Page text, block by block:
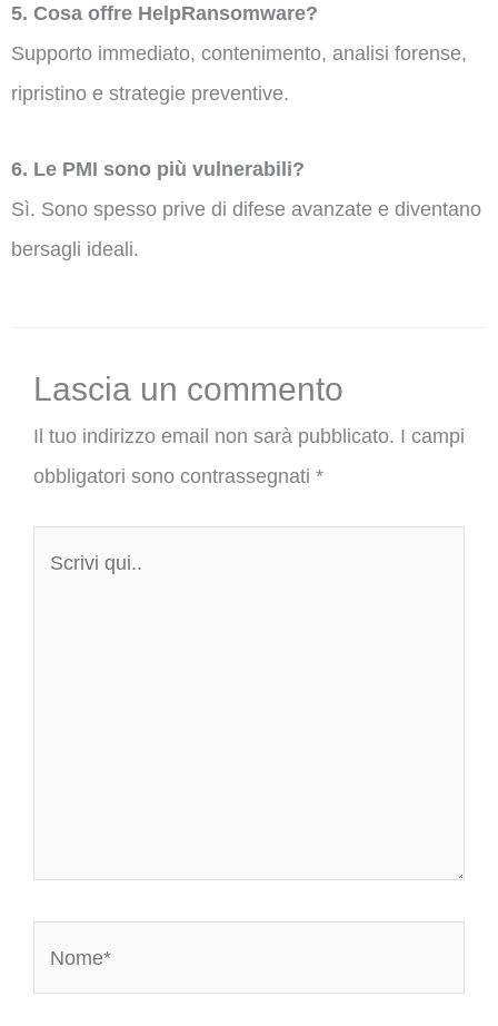
5. Cosa offre HelpRansomware?
Supporto immediato, contenimento, analisi forense,
ripristino e strategie preventive.
6. Le PMI sono più vulnerabili?
Sì. Sono spesso prive di difese avanzate e diventano
bersagli ideali.
Lascia un commento
Il tuo indirizzo email non sarà pubblicato. I campi
obbligatori sono contrassegnati *